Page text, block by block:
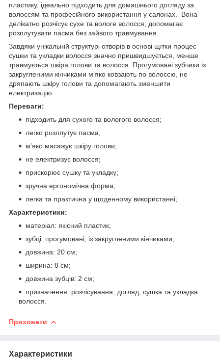
пластику, ідеально підходить для домашнього догляду за
волоссям та професійного використання у салонах. Вона
делікатно розчісує сухе та вологе волосся, допомагає
розплутувати пасма без зайвого травмування.
Завдяки унікальній структурі отворів в основі щітки процес
сушки та укладки волосся значно пришвидшується, менше
травмується шкіра голови та волосся. Прогумовані зубчики із
закругленими кінчиками м’яко ковзають по волоссю, не
дряпають шкіру голови та допомагають зменшити
електризацію.
Переваги:
підходить для сухого та вологого волосся;
легко розплутує пасма;
м’яко масажує шкіру голови;
не електризує волосся;
прискорює сушку та укладку;
зручна ергономічна форма;
легка та практична у щоденному використанні;
Характеристики:
матеріал: якісний пластик;
зубці: прогумовані, із закругленими кінчиками;
довжина: 20 см;
ширина: 8 см;
довжина зубців: 2 см;
призначення: розчісування, догляд, сушка та укладка
волосся.
Приховати
Характеристики